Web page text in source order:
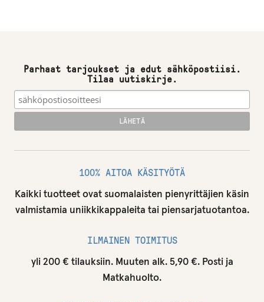
Parhaat tarjoukset ja edut sähköpostiisi.
Tilaa uutiskirje.
100% AITOA KÄSITYÖTÄ
Kaikki tuotteet ovat suomalaisten pienyrittäjien käsin
valmistamia uniikkikappaleita tai piensarjatuotantoa.
ILMAINEN TOIMITUS
yli 200 € tilauksiin. Muuten alk. 5,90 €. Posti ja
Matkahuolto.